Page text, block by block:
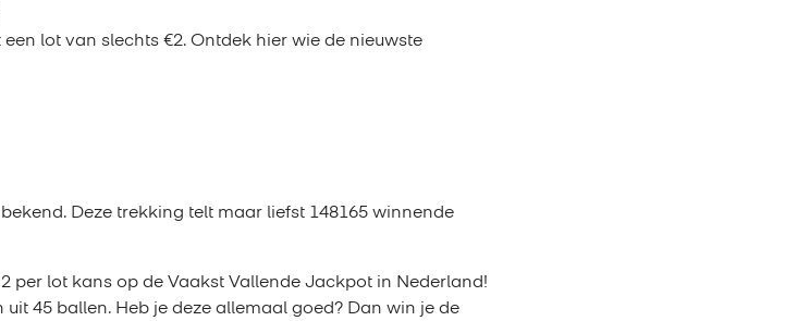
lot van slechts €2. Ontdek hier wie de nieuwste
Deze trekking telt maar liefst 148165 winnende
per lot kans op de Vaakst Vallende Jackpot in Nederland!
45 ballen. Heb je deze allemaal goed? Dan win je de